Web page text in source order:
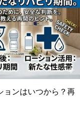
ョンはいつから？再